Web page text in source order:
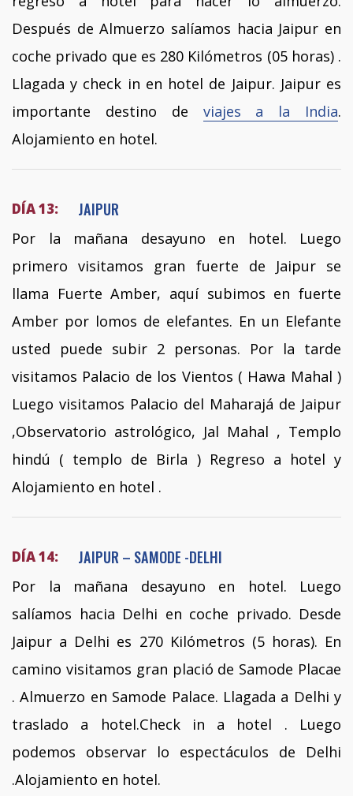
Después de Almuerzo salíamos hacia Jaipur en
coche privado que es 280 Kilómetros (05 horas) .
Llagada y check in en hotel de Jaipur. Jaipur es
importante destino de viajes a la India.
Alojamiento en hotel.
DÍA 13: JAIPUR
Por la mañana desayuno en hotel. Luego
primero visitamos gran fuerte de Jaipur se
llama Fuerte Amber, aquí subimos en fuerte
Amber por lomos de elefantes. En un Elefante
usted puede subir 2 personas. Por la tarde
visitamos Palacio de los Vientos ( Hawa Mahal )
Luego visitamos Palacio del Maharajá de Jaipur
,Observatorio astrológico, Jal Mahal , Templo
hindú ( templo de Birla ) Regreso a hotel y
Alojamiento en hotel .
DÍA 14: JAIPUR – SAMODE -DELHI
Por la mañana desayuno en hotel. Luego
salíamos hacia Delhi en coche privado. Desde
Jaipur a Delhi es 270 Kilómetros (5 horas). En
camino visitamos gran plació de Samode Placae
. Almuerzo en Samode Palace. Llagada a Delhi y
traslado a hotel.Check in a hotel . Luego
podemos observar lo espectáculos de Delhi
.Alojamiento en hotel.